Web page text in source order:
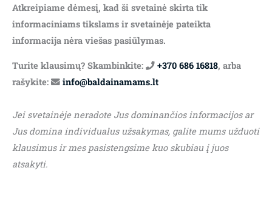
Atkreipiame dėmesį, kad ši svetainė skirta tik
informaciniams tikslams ir svetainėje pateikta
informacija nėra viešas pasiūlymas.
Turite klausimų? Skambinkite: +370 686 16818, arba
rašykite:
info@baldainamams.lt
Jei svetainėje neradote Jus dominančios informacijos ar
Jus domina individualus užsakymas, galite mums užduoti
klausimus ir mes pasistengsime kuo skubiau į juos
atsakyti.